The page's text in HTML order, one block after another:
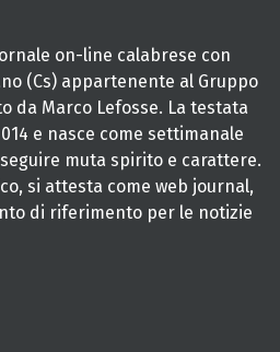
on-line calabrese con
(Cs) appartenente al Gruppo
da Marco Lefosse. La testata
e nasce come settimanale
muta spirito e carattere.
si attesta come web journal,
di riferimento per le notizie